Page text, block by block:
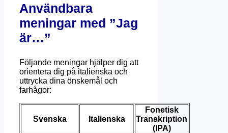
Användbara
meningar med ”Jag
är…”
Följande meningar hjälper dig att
orientera dig på italienska och
uttrycka dina önskemål och
farhågor:
Svenska Italienska
Fonetisk
Transkription
(IPA)